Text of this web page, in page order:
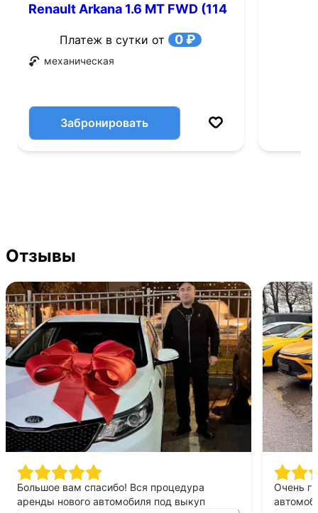
Renault Arkana 1.6 MT FWD (114
Платеж в сутки от 0 ₽
механическая
Забронировать
Отзывы
Большое вам спасибо! Вся процедура
аренды нового автомобиля под выкуп
Очень